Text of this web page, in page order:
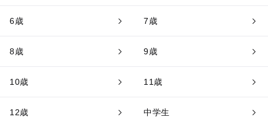
6歳 7歳
8歳 9歳
10歳 11歳
12歳 中学生